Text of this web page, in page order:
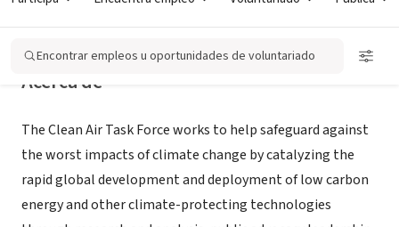
Encontrar empleos u oportunidades de voluntariado
Acerca de
The Clean Air Task Force works to help safeguard against
the worst impacts of climate change by catalyzing the
rapid global development and deployment of low carbon
energy and other climate-protecting technologies